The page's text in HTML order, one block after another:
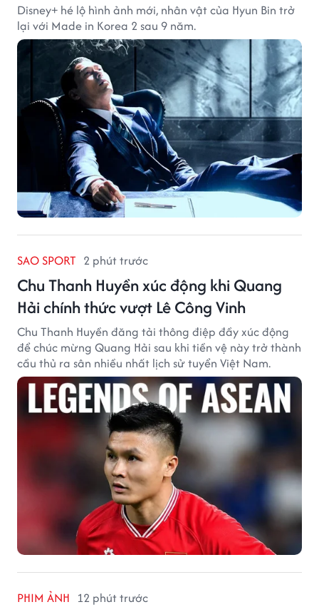
Disney+ hé lộ hình ảnh mới, nhân vật của Hyun Bin trở
lại với Made in Korea 2 sau 9 năm.
SAO SPORT 2 phút trước
Chu Thanh Huyền xúc động khi Quang
Hải chính thức vượt Lê Công Vinh
Chu Thanh Huyền đăng tải thông điệp đầy xúc động
để chúc mừng Quang Hải sau khi tiền vệ này trở thành
cầu thủ ra sân nhiều nhất lịch sử tuyển Việt Nam.
PHIM ẢNH 12 phút trước